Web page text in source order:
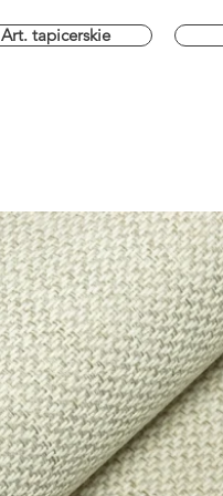
Art. tapicerskie